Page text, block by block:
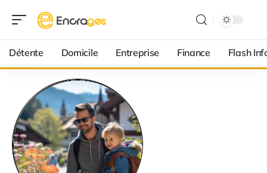
Détente Domicile Entreprise Finance Flash